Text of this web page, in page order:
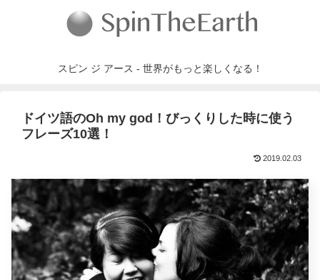
スピン ジ アース - 世界がもっと楽しくなる！
ドイツ語のOh my god！びっくりした時に使う
フレーズ10選！
2019.02.03